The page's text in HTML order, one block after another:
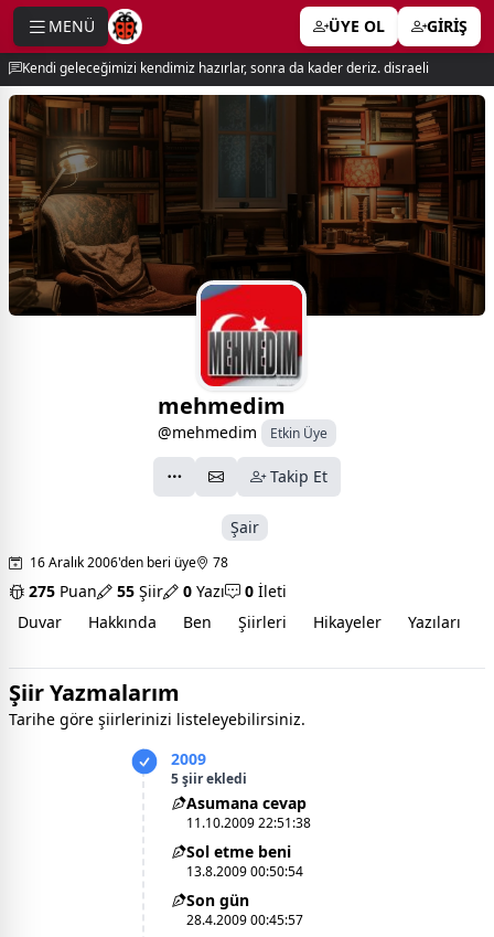
MENÜ ÜYE OL GİRİŞ
Kendi geleceğimizi kendimiz hazırlar, sonra da kader deriz. disraeli
mehmedim
@mehmedim Etkin Üye
Takip Et
Şair
16 Aralık 2006'den beri üye 78
275 Puan 55 Şiir 0 Yazı 0 İleti
Duvar
Hakkında Ben Şiirleri Hikayeler Yazıları
Şiir Yazmalarım
Tarihe göre şiirlerinizi listeleyebilirsiniz.
2009
5 şiir ekledi
Asumana cevap
11.10.2009 22:51:38
Sol etme beni
13.8.2009 00:50:54
Son gün
28.4.2009 00:45:57
menu